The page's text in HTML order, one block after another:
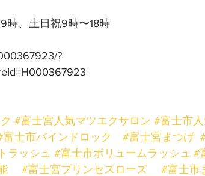
時、土日祝9時〜18時
?
#富士宮人気マツエクサロン #富士市
富士市バインドロック #富士宮まつげ
ラッシュ #富士市ボリュームラッシュ #
#富士宮プリンセスローズ #富士市